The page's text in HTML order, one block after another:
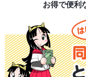
お得で便利